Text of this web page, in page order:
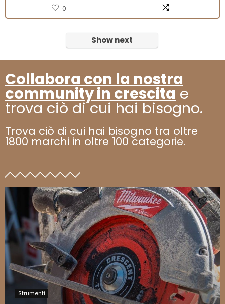
0
Show next
Collabora con la nostra
community in crescita e
trova ciò di cui hai bisogno.
Trova ciò di cui hai bisogno tra oltre
1800 marchi in oltre 100 categorie.
Strumenti